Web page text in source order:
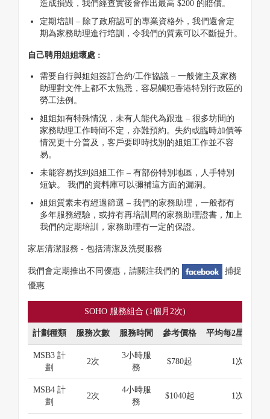
造成損毀，我們經查實後會作出最高 $200 的賠償。
定期培訓 – 除了政府認可的專業資格外，我們還會定
期為家務助理進行培訓，令我們的質素可以不斷提升。
自己聘用姐姐壞處 :
需要自行與姐姐簽訂合約/工作協議 – 一般僱主及家務
助理對文件上都不太熟悉，容易觸犯香港特別行政區的
勞工法例。
姐姐如有特殊情況，未有人能代為跟進 – 很多坊間的
家務助理工作時間不定，亦難預約。失約或臨時加價等
情況更十分普及，客戶要即時找別的姐姐工作並不容
易。
未能容易找到姐姐工作 – 有部份特別地區，人手特別
短缺。 我們的資料庫可以彌補這方面的漏洞。
姐姐質素未有經過篩選 – 我們的家務助理，一般都有
多年服務經驗，或持有再培訓局的家務助理證書，加上
我們的定期培訓，家務助理有一定的保證。
家居清潔服務 - 包括清潔及洗熨服務
我們會定期推出不同優惠，請關注我們的
捕捉
優惠
SOHO 服務組合 (1個月2次)
計劃種類 服務次數 服務時間 參考價格 平均每2星期次數
MSB3 計
劃
2次
3小時服
務
$780起 1次
MSB4 計
劃
2次
4小時服
務
$1040起 1次